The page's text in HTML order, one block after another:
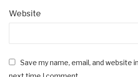
Website
Save my name, email, and website